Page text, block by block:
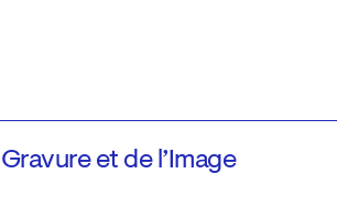
et de l’Image